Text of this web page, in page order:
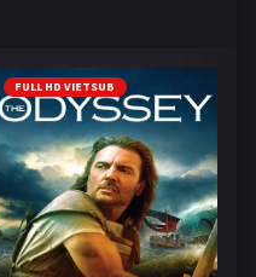
FULL HD VIETSUB